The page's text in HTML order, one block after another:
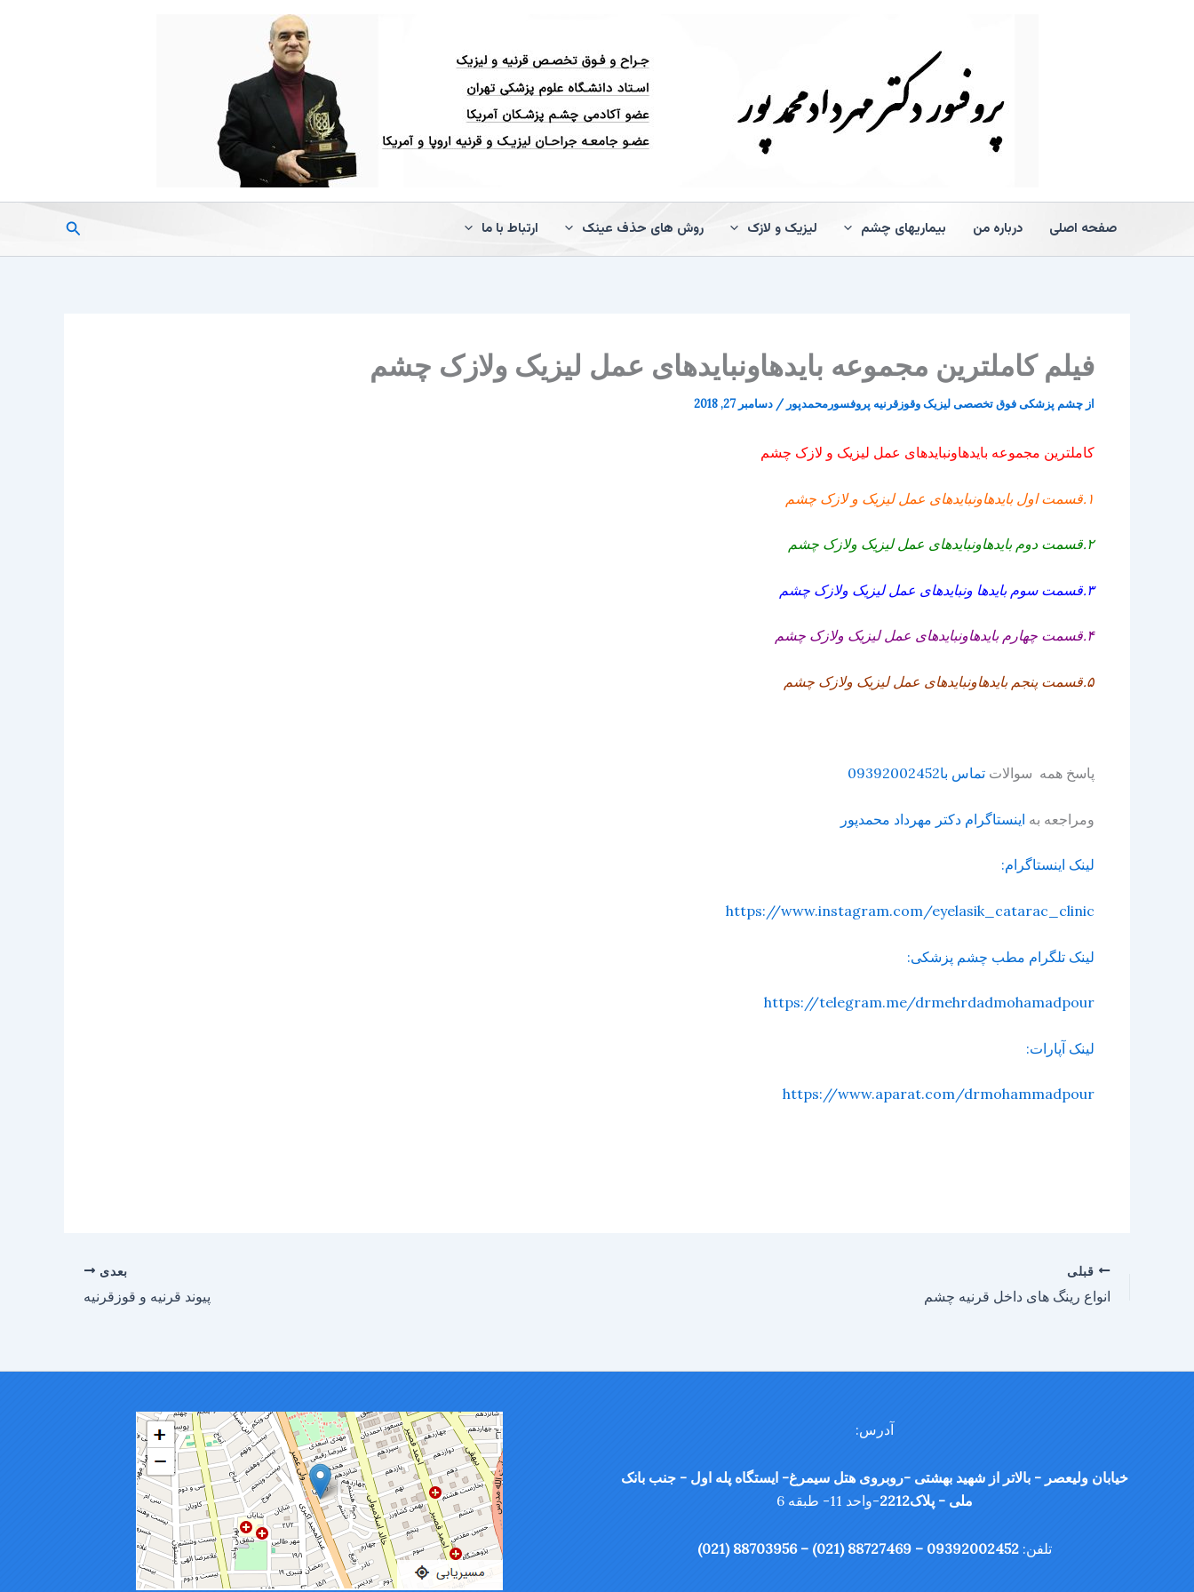
صفحه اصلی درباره من بیماریهای چشم لیزیک و لازک روش های حذف عینک ارتباط با ما جستجو
فیلم کاملترین مجموعه بایدهاونبایدهای عمل لیزیک ولازک چشم
از چشم پزشکی فوق تخصصی لیزیک وقوزقرنیه پروفسورمحمدپور / دسامبر 27, 2018
کاملترین مجموعه بایدهاونبایدهای عمل لیزیک و لازک چشم
۱.قسمت اول بایدهاونبایدهای عمل لیزیک و لازک چشم
۲.قسمت دوم بایدهاونبایدهای عمل لیزیک ولازک چشم
۳.قسمت سوم بایدها ونبایدهای عمل لیزیک ولازک چشم
۴.قسمت چهارم بایدهاونبایدهای عمل لیزیک ولازک چشم
۵.قسمت پنجم بایدهاونبایدهای عمل لیزیک ولازک چشم
پاسخ همه سوالات تماس با09392002452
ومراجعه به اینستاگرام دکتر مهرداد محمدپور
لینک اینستاگرام:
https://www.instagram.com/eyelasik_catarac_clinic
لینک تلگرام مطب چشم پزشکی:
https://telegram.me/drmehrdadmohamadpour
لینک آپارات:
https://www.aparat.com/drmohammadpour
قبلی
انواع رینگ های داخل قرنیه چشم
بعدی
پیوند قرنیه و قوزقرنیه
آدرس:
خیابان ولیعصر - بالاتر از شهید بهشتی -روبروی هتل سیمرغ- ایستگاه پله اول - جنب بانک
ملی - پلاک2212
-واحد 11- طبقه 6
تلفن: 09392002452 – 88727469 (021) – 88703956 (021)